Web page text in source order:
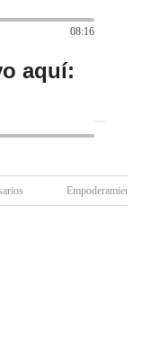
08:16
aquí:
Empoderamiento